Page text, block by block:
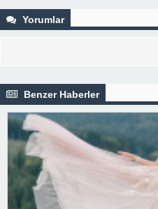
Yorumlar
Benzer Haberler